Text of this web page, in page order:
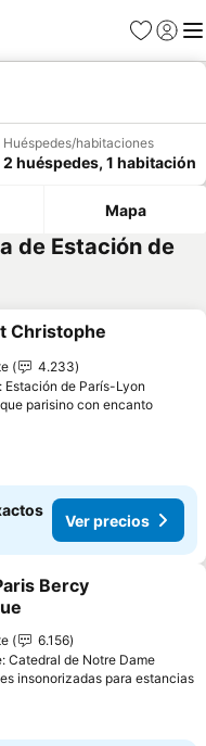
Favoritos
Iniciar
Huéspedes/habitaciones
2 huéspedes, 1 habitación
Mapa
de Estación de
a favoritos
Christophe
4.233
Estación de París-Lyon
parisino con encanto
Ver precios
a favoritos
Bercy
6.156
Catedral de Notre Dame
insonorizadas para estancias